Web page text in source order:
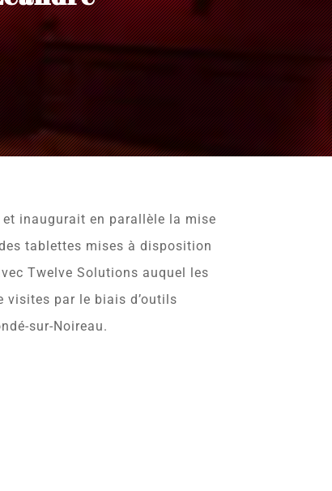
et inaugurait en parallèle la mise
tablettes mises à disposition
Twelve Solutions auquel les
visites par le biais d’outils
sur-Noireau.